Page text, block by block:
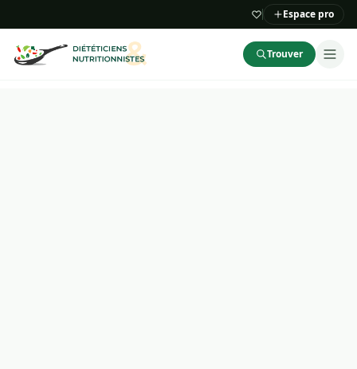
Espace pro
Trouver